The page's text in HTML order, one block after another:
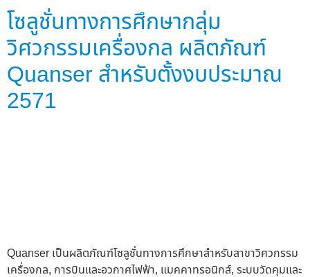
โซลูชั่นทางการศึกษากลุ่ม
วิศวกรรมเครื่องกล ผลิตภัณฑ์
Quanser สำหรับตั้งงบประมาณ
2571
Quanser เป็นผลิตภัณฑ์โซลูชั่นทางการศึกษาสำหรับสาขาวิศวกรรม
เครื่องกล, การบินและอวกาศไฟฟ้า, แมคคาทรอนิกส์, ระบบวัดคุมและ